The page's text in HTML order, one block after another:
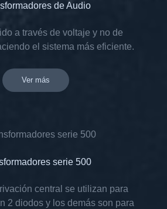
de Audio
a través de voltaje y no de
el sistema más eficiente.
Ver más
serie 500
central se utilizan para
2 diodos y los demás son para